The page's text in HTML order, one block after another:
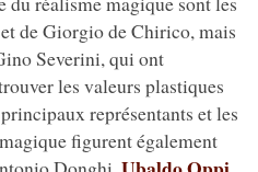
et de Giorgio de Chirico, mais
Severini, qui ont
les valeurs plastiques
représentants et les
figurent également